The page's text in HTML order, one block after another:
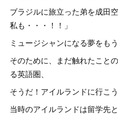
ブラジルに旅立った弟を成田
私も・・・！！」
ミュージシャンになる夢をも
そのために、まだ触れたこと
る英語圏、
そうだ！アイルランドに行こう
当時のアイルランドは留学先